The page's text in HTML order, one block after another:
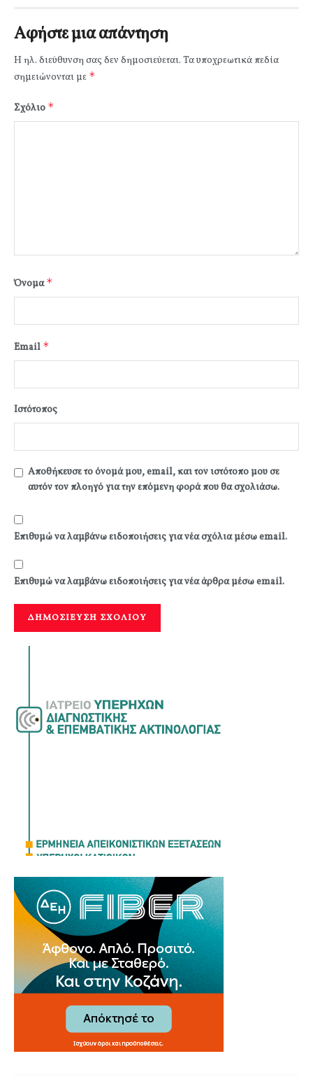
Αφήστε μια απάντηση
Η ηλ. διεύθυνση σας δεν δημοσιεύεται. Τα υποχρεωτικά πεδία
σημειώνονται με *
Σχόλιο *
Όνομα*
Email *
Ιστότοπος
Αποθήκευσε το όνομά μου, email, και τον ιστότοπο μου σε
αυτόν τον πλοηγό για την επόμενη φορά που θα σχολιάσω.
Επιθυμώ να λαμβάνω ειδοποιήσεις για νέα σχόλια μέσω email.
Επιθυμώ να λαμβάνω ειδοποιήσεις για νέα άρθρα μέσω email.